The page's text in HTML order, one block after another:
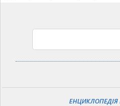
Музыкальные инструменты